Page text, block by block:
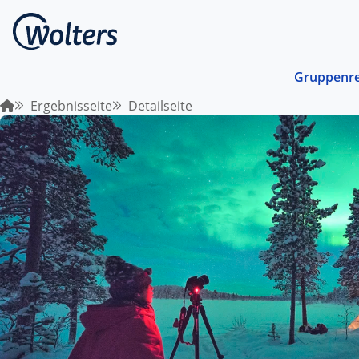
Von
Region
Ergebnisseite Detailseite